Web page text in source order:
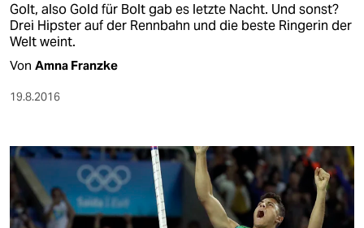
Golt, also Gold für Bolt gab es letzte Nacht. Und sonst?
Drei Hipster auf der Rennbahn und die beste Ringerin der
Welt weint.
Von Amna Franzke
19.8.2016